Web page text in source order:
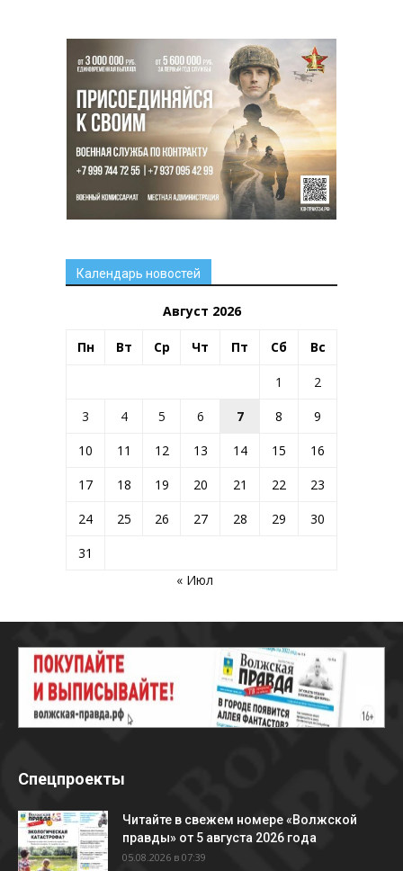
Календарь новостей
Август 2026
Пн Вт Ср Чт Пт Сб Вс
1
2
3
4 5 6 7 8
9
10
11 12 13 14 15
16
17
18 19 20 21 22
23
24
25 26 27 28 29
30
31
« Июл
Спецпроекты
Читайте в свежем номере «Волжской
правды» от 5 августа 2026 года
05.08.2026 в 07:39